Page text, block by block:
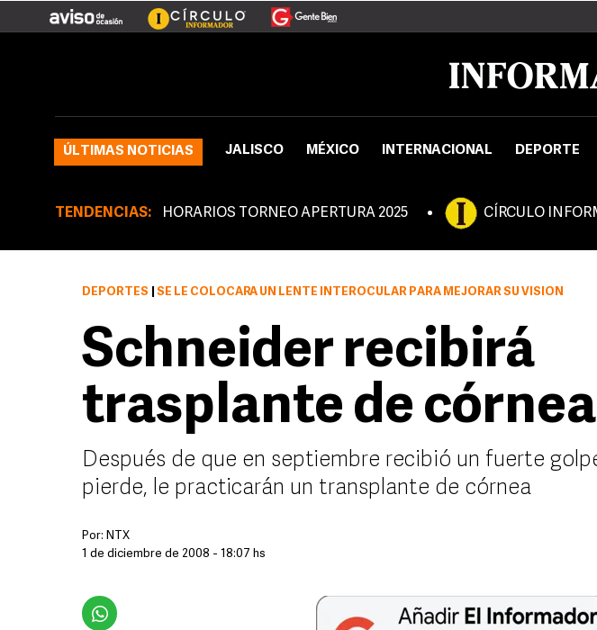
ÚLTIMAS NOTICIAS JALISCO MÉXICO INTERNACIONAL DEPORTE
TENDENCIAS: HORARIOS TORNEO APERTURA 2025 CÍRCULO
DEPORTES SE LE COLOCARÁ UN LENTE INTEROCULAR PARA MEJORAR SU VISIÓN
Schneider recibirá
trasplante de córnea
Después de que en septiembre recibió un fuerte
pierde, le practicarán un transplante de córnea
Por: NTX
1 de diciembre de 2008 - 18:07 hs